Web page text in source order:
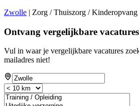
Zwolle | Zorg / Thuiszorg /
Ontvang vergelijkbare
Vul in waar je vergelijkbare vacatures
mailadres niet!